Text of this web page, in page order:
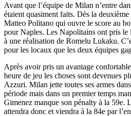
Avant que l’équipe de Milan n’entre
étaient quasiment faits. Dès la
Matteo Politano qui ouvre le score au
pour Naples. Les Napolitains ont pris le
à une réalisation de Romelu Lukaku.
pour les locaux que les deux équipes
Après avoir pris un avantage
heure de jeu les choses sont devenues
Azzuri. Milan jette toutes ses armes
période mais dans un premier temps
Gimenez manque son pénalty à la 59e.
attendra donc et viendra à la 84e par